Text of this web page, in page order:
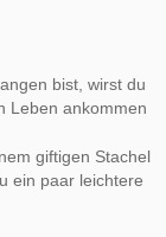
bist, wirst du
Leben ankommen
giftigen Stachel
ein paar leichtere